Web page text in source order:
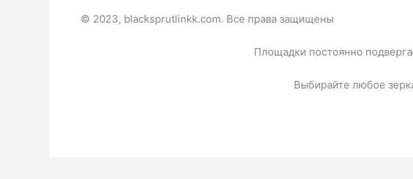
© 2023, blacksprutlinkk.com. Все права защищены
Площадки постоянно
Выбирайте любое